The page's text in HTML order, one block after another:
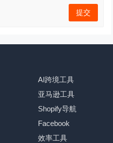
AI跨境工具
亚马逊工具
Shopify导航
Facebook
效率工具